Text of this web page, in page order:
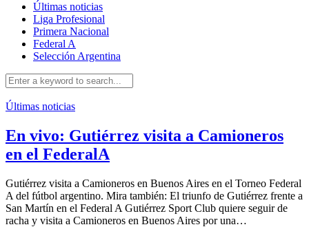
Últimas noticias
Liga Profesional
Primera Nacional
Federal A
Selección Argentina
Últimas noticias
En vivo: Gutiérrez visita a Camioneros
en el FederalA
Gutiérrez visita a Camioneros en Buenos Aires en el Torneo Federal
A del fútbol argentino. Mira también: El triunfo de Gutiérrez frente a
San Martín en el Federal A Gutiérrez Sport Club quiere seguir de
racha y visita a Camioneros en Buenos Aires por una…